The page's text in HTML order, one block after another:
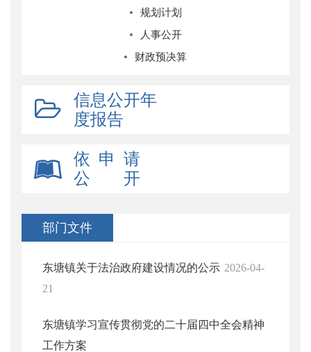
规划计划
人事公开
财政预决算
信息公开年
度报告
依 申 请
公 开
部门文件
东塘镇关于法治政府建设情况的公示 2026-04-
21
东塘镇学习宣传贯彻党的二十届四中全会精神
工作方案